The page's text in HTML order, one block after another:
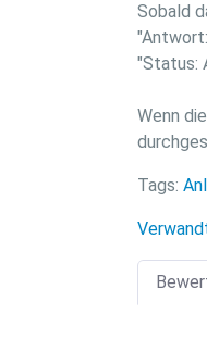
Sobald
"Status:
Wenn
Tags: